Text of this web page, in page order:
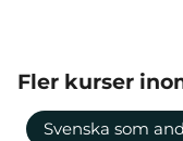
Fler kurser
Svenska som